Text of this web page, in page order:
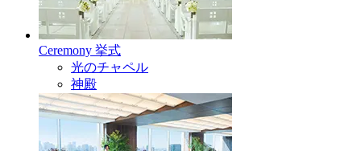
Ceremony 挙式
光のチャペル
神殿